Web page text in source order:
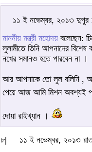
১১ ই নভেম্বর, ২০১৩ দুপুর
মাননীয় মন্ত্রী মহোদয় বলেছেন:
লুলামীতে তিনি আপনাদের
নখের সমানও হতে পারবেন না ।
আর আপনাকে তো লুল বলিনি ,
পেয়ে আজ আমি মিশন অবশ্যই
দোয়া রাইখ্যান ।
৮|
১১ ই নভেম্বর, ২০১৩